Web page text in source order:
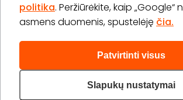
politika. Peržiūrėkite, kaip „Google“
asmens duomenis, spustelėję čia.
Patvirtinti visus
Slapukų nustatymai
2026 © Visos teisės saugomos
645 03 111